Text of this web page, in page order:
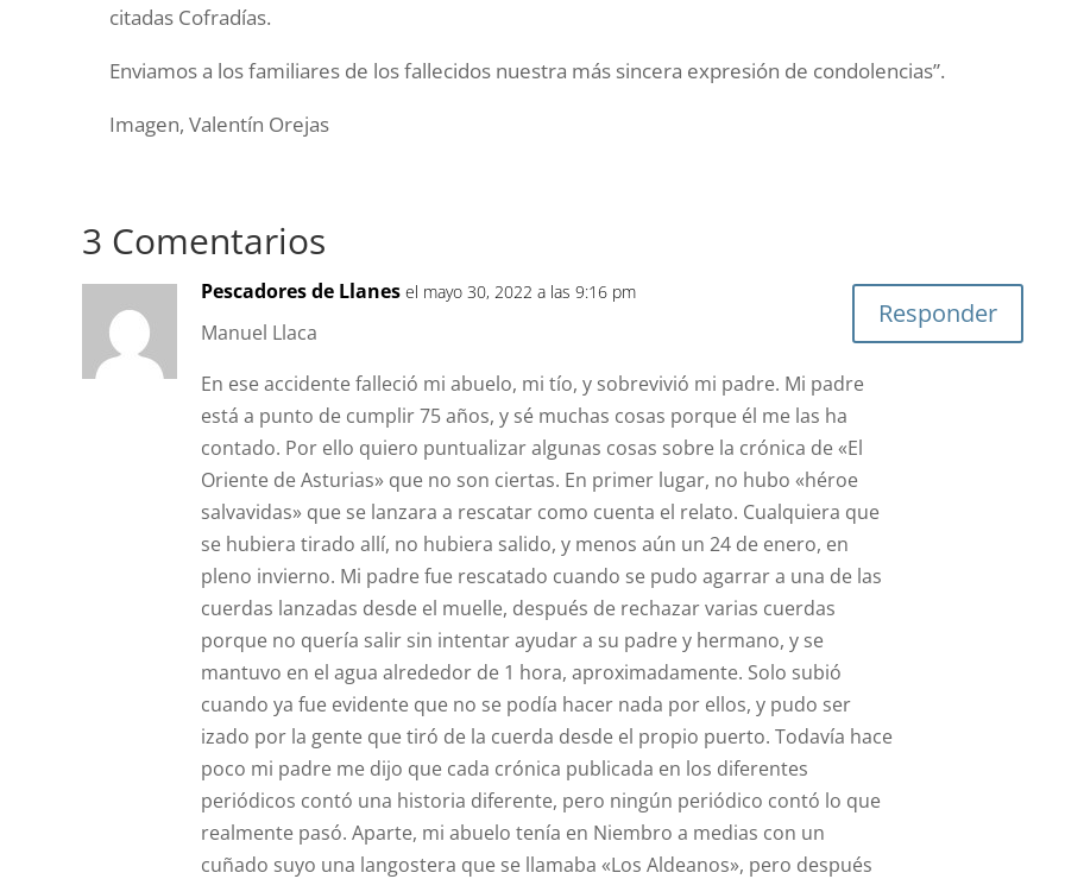
citadas Cofradías.
Enviamos a los familiares de los fallecidos nuestra más sincera expresión de condolencias”.
Imagen, Valentín Orejas
3 Comentarios
Pescadores de Llanes el mayo 30, 2022 a las 9:16 pm
Manuel Llaca
En ese accidente falleció mi abuelo, mi tío, y sobrevivió mi padre. Mi padre
está a punto de cumplir 75 años, y sé muchas cosas porque él me las ha
contado. Por ello quiero puntualizar algunas cosas sobre la crónica de «El
Oriente de Asturias» que no son ciertas. En primer lugar, no hubo «héroe
salvavidas» que se lanzara a rescatar como cuenta el relato. Cualquiera que
se hubiera tirado allí, no hubiera salido, y menos aún un 24 de enero, en
pleno invierno. Mi padre fue rescatado cuando se pudo agarrar a una de las
cuerdas lanzadas desde el muelle, después de rechazar varias cuerdas
porque no quería salir sin intentar ayudar a su padre y hermano, y se
mantuvo en el agua alrededor de 1 hora, aproximadamente. Solo subió
cuando ya fue evidente que no se podía hacer nada por ellos, y pudo ser
izado por la gente que tiró de la cuerda desde el propio puerto. Todavía hace
poco mi padre me dijo que cada crónica publicada en los diferentes
periódicos contó una historia diferente, pero ningún periódico contó lo que
realmente pasó. Aparte, mi abuelo tenía en Niembro a medias con un
cuñado suyo una langostera que se llamaba «Los Aldeanos», pero después
Responder